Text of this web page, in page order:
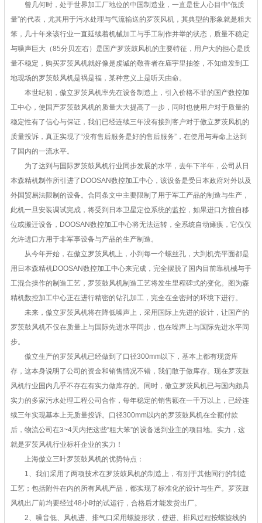
曾几何时，处于世界加工厂地位的中国制造业，一直是世人心目中“低质
量”的代表，尤其用于污水处理与气流输送的罗茨风机，其典型的形象就是粗大
笨，几十年来该行业一直延续着机械加工与手工制作并举的状态，质量不稳定
与噪声巨大（85分贝左右）是国产罗茨鼓风机的主要特征，用户大的担心是质
量不稳定，购买罗茨风机就好像是虔诚的敬香者在庙宇里抽签，不知道发到工
地现场的罗茨鼓风机是祸是福，某种意义上是听天由命。
本世纪初，傲立罗茨风机率先在设备制造上，引入价格不菲的国产数控加
工中心，使国产罗茨鼓风机的质量大大提高了一步，同时也使用户对于质量的
稳定性有了信心与保证，我们已经连续三年没有接到客户对于傲立罗茨风机的
质量投诉，真正实现了“没有售后服务是好的售后服务”，在使用与寿命上达到
了国内的一流水平。
为了达到与国际罗茨鼓风机行业同步发展的水平，去年下半年，公司从日
本森精机制作所引进了DOOSAN数控加工中心，该设备是受日本政府对外以及
外国贸易法限制的设备。合同条文中主要限制了用于军工产品的制造与生产，
此机一旦安装调试完成，将受到日本卫星定位系统的监控，如果进口方擅自移
位或搬迁设备，DOOSAN数控加工中心将无法运转，全系统自动瘫痪，它仅仅
允许进口方用于非军事设备与产品的生产制造。
从今年开始，在傲立罗茨风机上，小到每一个螺丝孔，大到机壳平面都是
用日本森精机DOOSAN数控加工中心来完成，完全摆脱了国内目前靠机械与手
工混合操作的制造工艺，罗茨鼓风机制造工艺将发生里程碑式的变化。图为森
精机数控加工中心正在进行精密的钻孔加工，完全在全密封的环境下进行。
未来，傲立罗茨风机将在降低噪声上，采用国际上先进的设计，让国产的
罗茨鼓风机不仅在质量上与国际先进水平同步，也在噪声上与国际先进水平同
步。
傲立生产的罗茨风机已经做到了口径300mm以下，基本上都有现货库
存，这本身说明了公司的资金和销售情况不错，我们敢于做库存。现在罗茨鼓
风机行业国内几乎不存在有实力做库存的。同时，傲立罗茨风机已与国内颇具
实力的多家污水处理工程公司合作，每年稳定的销售额在一千万以上，已经连
续三年实现基本上无质量投诉。口径300mm以内的罗茨鼓风机在全额付款
后，物流公司在3~4天内把这些“粗大笨”的设备送到业主的项目地。实力，这
就是罗茨风机行业标杆企业的实力！
上海傲立三叶罗茨鼓风机的优势特点：
1、我们采用了两项技术在罗茨鼓风机的制造上，有别于其他同行的制造
工艺；包括附件在内的所有风机产品，都实现了标准化的设计与生产。罗茨鼓
风机出厂前均要经过48小时的试运行，合格后才能发货出厂。
2、噪音低、风机进、排气口采用螺旋形状，使进、排风过程按螺旋线的